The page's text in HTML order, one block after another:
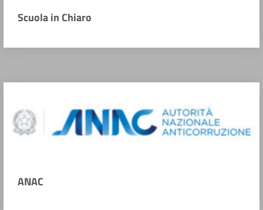
Scuola in Chiaro
ANAC